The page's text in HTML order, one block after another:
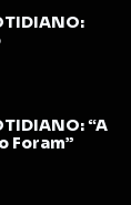
“A
Foram”